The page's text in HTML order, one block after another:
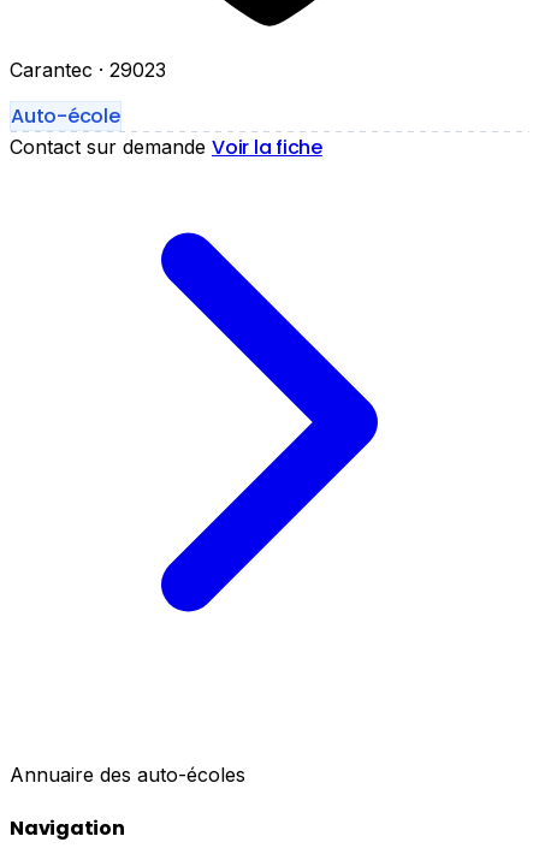
Carantec · 29023
Auto-école
Contact sur demande Voir la fiche
Annuaire des auto-écoles
Navigation